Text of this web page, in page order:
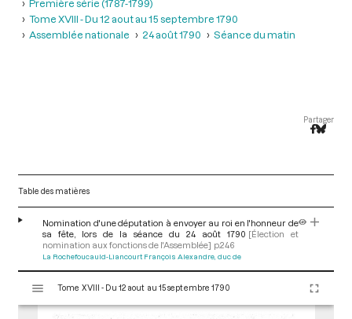
Première série (1787-1799)
Tome XVIII - Du 12 aout au 15 septembre 1790
Assemblée nationale
24 août 1790 Séance du matin
Partager
Table des matières
Nomination d'une députation à envoyer au roi en l'honneur de
sa fête, lors de la séance du 24 août 1790 [Élection et
nomination aux fonctions de l'Assemblée] p.246
La Rochefoucauld-Liancourt François Alexandre, duc de
s
Tome XVIII - Du 12 aout au 15 septembre 1790